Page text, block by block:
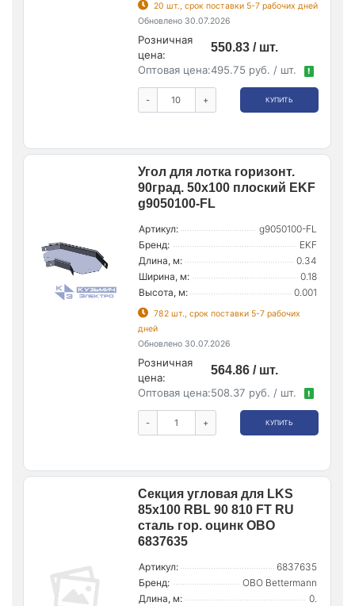
20 шт., срок поставки 5-7 рабочих дней
Обновлено 30.07.2026
Розничная
цена:
550.83 / шт.
Оптовая цена:495.75 руб. / шт. !
- + КУПИТЬ
Угол для лотка горизонт.
90град. 50х100 плоский EKF
g9050100-FL
Артикул:
g9050100-FL
Бренд:
EKF
Длина, м:
0.34
Ширина, м:
0.18
Высота, м:
0.001
782 шт., срок поставки 5-7 рабочих
дней
Обновлено 30.07.2026
Розничная
цена:
564.86 / шт.
Оптовая цена:508.37 руб. / шт. !
- + КУПИТЬ
Секция угловая для LKS
85х100 RBL 90 810 FT RU
сталь гор. оцинк OBO
6837635
Артикул:
6837635
Бренд:
OBO Bettermann
Длина, м:
0.